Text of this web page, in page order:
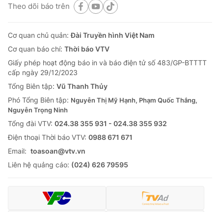
Theo dõi báo trên
Cơ quan chủ quản:Đài Truyền hình Việt Nam
Cơ quan báo chí: Thời báo VTV
Giấy phép hoạt động báo in và báo điện tử số 483/GP-BTTTT
cấp ngày 29/12/2023
Tổng Biên tập: Vũ Thanh Thủy
Phó Tổng Biên tập: Nguyễn Thị Mỹ Hạnh, Phạm Quốc Thắng,
Nguyễn Trọng Ninh
Tổng đài VTV: 024.38 355 931 - 024.38 355 932
Ðiện thoại Thời báo VTV: 0988 671 671
Email: toasoan@vtv.vn
Liên hệ quảng cáo: (024) 626 79595